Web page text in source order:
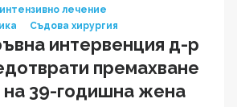
лечение
Съдова хирургия
интервенция д-р
премахване
на 39-годишна жена